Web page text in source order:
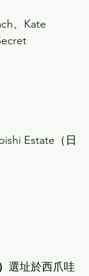
、Kate
Estate（日
選址於西爪哇